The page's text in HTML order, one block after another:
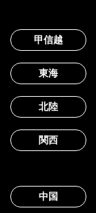
甲信越
東海
北陸
関西
中国